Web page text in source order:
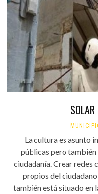
La cultura es asunto
públicas pero también
ciudadanía. Crear redes
propios del ciudadano
también está situado en